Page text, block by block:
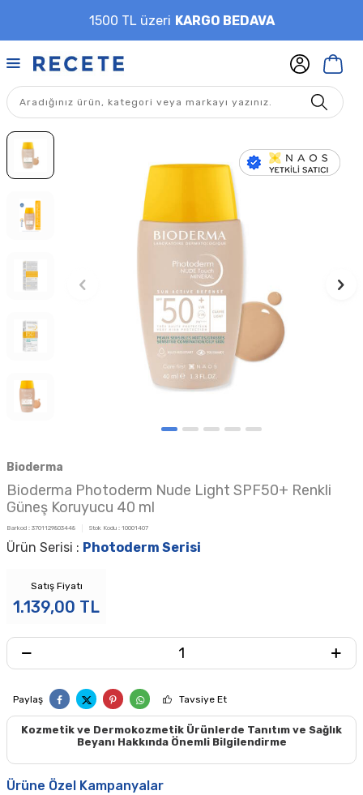
1500 TL üzeri KARGO BEDAVA
Bioderma
Bioderma Photoderm Nude Light SPF50+ Renkli
Güneş Koruyucu 40 ml
Barkod : 3701129803448 Stok Kodu : 10001407
Ürün Serisi : Photoderm Serisi
Satış Fiyatı
1.139,00 TL
Paylaş Tavsiye Et
Kozmetik ve Dermokozmetik Ürünlerde Tanıtım ve Sağlık
Beyanı Hakkında Önemli Bilgilendirme
Ürüne Özel Kampanyalar